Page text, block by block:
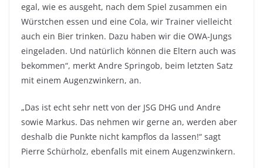
egal, wie es ausgeht, nach dem Spiel zusammen ein
Würstchen essen und eine Cola, wir Trainer vielleicht
auch ein Bier trinken. Dazu haben wir die OWA-Jungs
eingeladen. Und natürlich können die Eltern auch was
bekommen“, merkt Andre Springob, beim letzten Satz
mit einem Augenzwinkern, an.
„Das ist echt sehr nett von der JSG DHG und Andre
sowie Markus. Das nehmen wir gerne an, werden aber
deshalb die Punkte nicht kampflos da lassen!“ sagt
Pierre Schürholz, ebenfalls mit einem Augenzwinkern.